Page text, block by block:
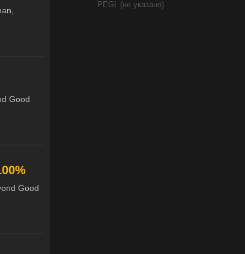
Good
Good
PEGI
(не указано)